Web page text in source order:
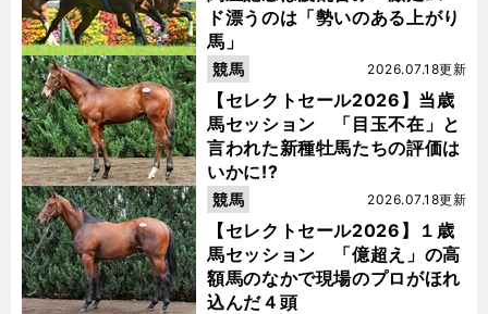
ド漂うのは「勢いのある上がり
馬」
【セレクトセール2026】当歳
馬セッション 「目玉不在」と
言われた新種牡馬たちの評価は
いかに!?
2026.07.18更新
競馬
【セレクトセール2026】１歳
馬セッション 「億超え」の高
額馬のなかで現場のプロがほれ
込んだ４頭
2026.07.18更新
競馬